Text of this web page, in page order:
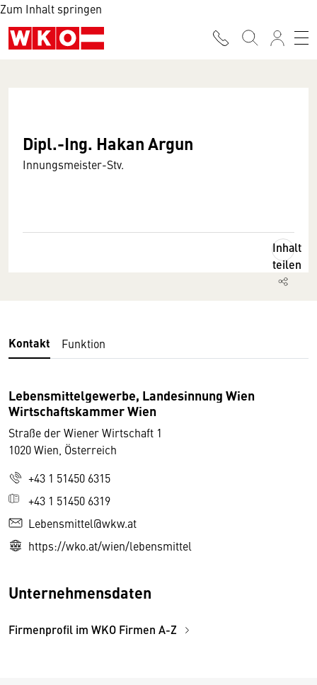
Zum Inhalt springen
Dipl.-Ing. Hakan Argun
Innungsmeister-Stv.
Inhalt
teilen
Kontakt Funktion
Lebensmittelgewerbe, Landesinnung Wien
Wirtschaftskammer Wien
Straße der Wiener Wirtschaft 1
1020 Wien, Österreich
+43 1 51450 6315
+43 1 51450 6319
Lebensmittel@wkw.at
https://wko.at/wien/lebensmittel
Unternehmensdaten
Firmenprofil im WKO Firmen A-Z